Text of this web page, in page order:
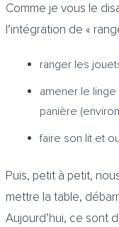
Comme je vous le
l’intégration de «
ranger les
amener le linge
panière
faire son lit et
Puis, petit à petit,
mettre la table,
Aujourd’hui, ce sont